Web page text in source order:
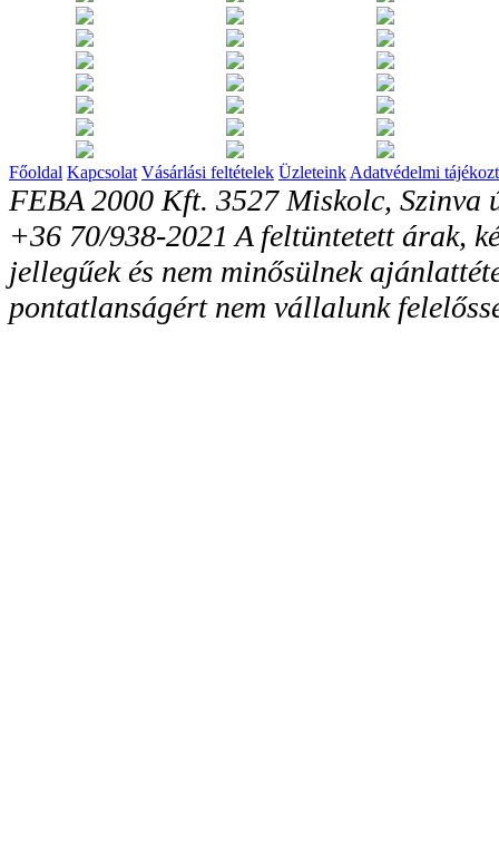
Főoldal Kapcsolat Vásárlási feltételek Üzleteink Adatvédelmi
FEBA 2000 Kft. 3527 Miskolc,
+36 70/938-2021 A feltüntetett árak,
jellegűek és nem minősülnek
pontatlanságért nem vállalunk